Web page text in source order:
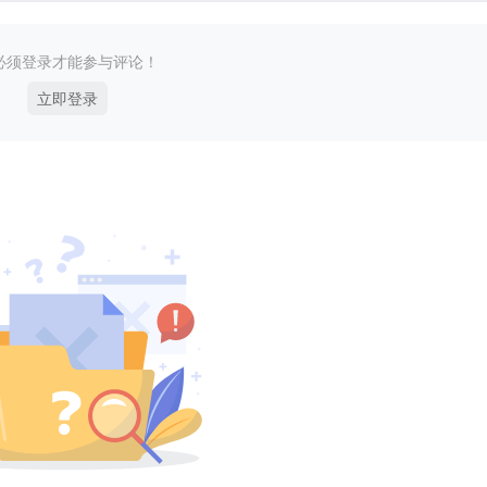
须登录才能参与评论！
立即登录